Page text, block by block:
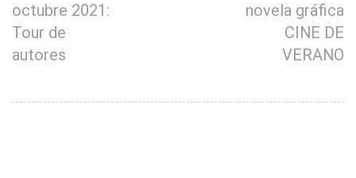
octubre 2021:
Tour de
autores
novela gráfica
CINE DE
VERANO